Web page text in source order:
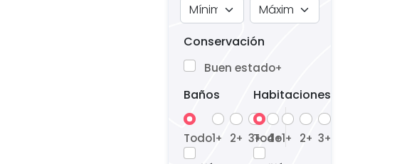
Conservación
Buen estado+
Baños
Todo1+ 2+ 3+ 4+
Habitaciones
Todo1+ 2+ 3+